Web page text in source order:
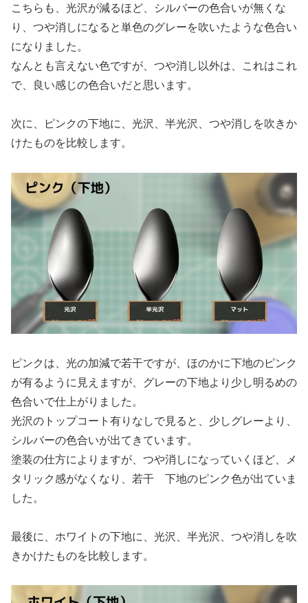
こちらも、光沢が減るほど、シルバーの色合いが無くな
り、つや消しになると単色のグレーを吹いたような色合い
になりました。
なんとも言えない色ですが、つや消し以外は、これはこれ
で、良い感じの色合いだと思います。
次に、ピンクの下地に、光沢、半光沢、つや消しを吹きか
けたものを比較します。
ピンクは、光の加減で若干ですが、ほのかに下地のピンク
が有るように見えますが、グレーの下地より少し明るめの
色合いで仕上がりました。
光沢のトップコート有りなしで見ると、少しグレーより、
シルバーの色合いが出てきています。
塗装の仕方によりますが、つや消しになっていくほど、メ
タリック感がなくなり、若干 下地のピンク色が出ていま
した。
最後に、ホワイトの下地に、光沢、半光沢、つや消しを吹
きかけたものを比較します。